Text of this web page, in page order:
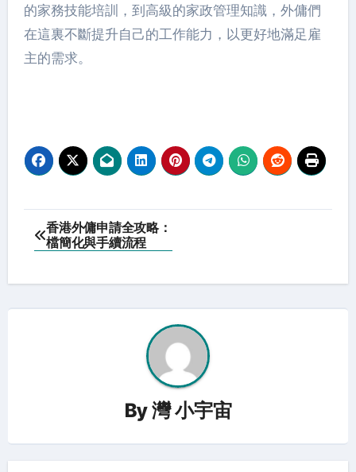
的家務技能培訓，到高級的家政管理知識，外傭們
在這裏不斷提升自己的工作能力，以更好地滿足雇
主的需求。
Post
navigation
香港外傭申請全攻略：
檔簡化與手續流程
By灣 小宇宙